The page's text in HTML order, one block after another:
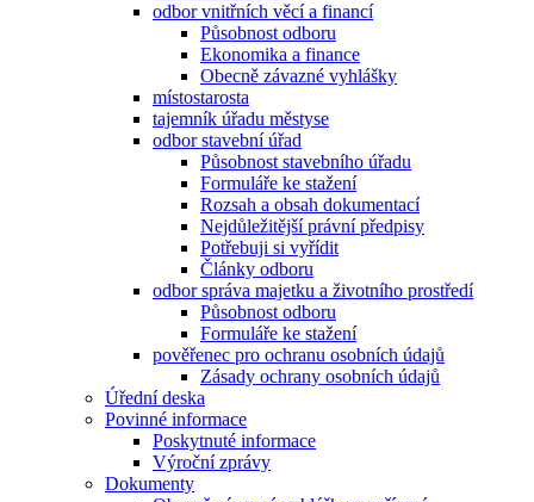
odbor vnitřních věcí a financí
Působnost odboru
Ekonomika a finance
Obecně závazné vyhlášky
místostarosta
tajemník úřadu městyse
odbor stavební úřad
Působnost stavebního úřadu
Formuláře ke stažení
Rozsah a obsah dokumentací
Nejdůležitější právní předpisy
Potřebuji si vyřídit
Články odboru
odbor správa majetku a životního prostředí
Působnost odboru
Formuláře ke stažení
pověřenec pro ochranu osobních údajů
Zásady ochrany osobních údajů
Úřední deska
Povinné informace
Poskytnuté informace
Výroční zprávy
Dokumenty